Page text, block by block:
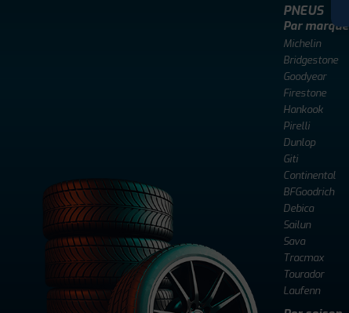
PNEUS
Par marque
Michelin
Bridgestone
Goodyear
Firestone
Hankook
Pirelli
Dunlop
Giti
Continental
BFGoodrich
Debica
Sailun
Sava
Tracmax
Tourador
Laufenn